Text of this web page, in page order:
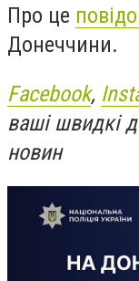
Про це
Донеччини.
Facebook,
ваші швидкі
новин